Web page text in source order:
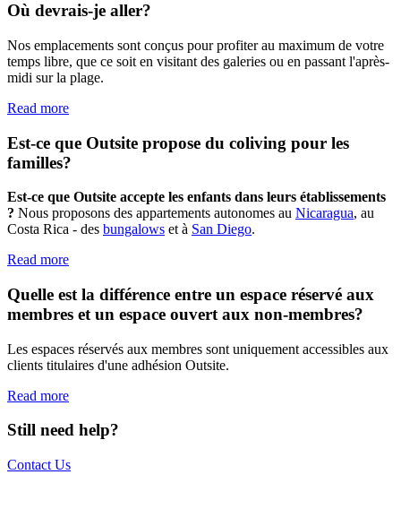
Où devrais-je aller?
Nos emplacements sont conçus pour profiter au maximum de votre
temps libre, que ce soit en visitant des galeries ou en passant l'après-
midi sur la plage.
Read more
Est-ce que Outsite propose du coliving pour les
familles?
Est-ce que Outsite accepte les enfants dans leurs établissements
? Nous proposons des appartements autonomes au Nicaragua, au
Costa Rica - des bungalows et à San Diego.
Read more
Quelle est la différence entre un espace réservé aux
membres et un espace ouvert aux non-membres?
Les espaces réservés aux membres sont uniquement accessibles aux
clients titulaires d'une adhésion Outsite.
Read more
Still need help?
Contact Us